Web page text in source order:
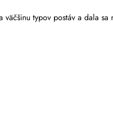
typov postáv a dala